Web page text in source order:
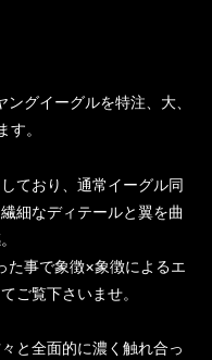
グイーグルを特注、大、
。
ており、通常イーグル同
細なディテールと翼を曲
た事で象徴×象徴によるエ
ご覧下さいませ。
と全面的に濃く触れ合っ